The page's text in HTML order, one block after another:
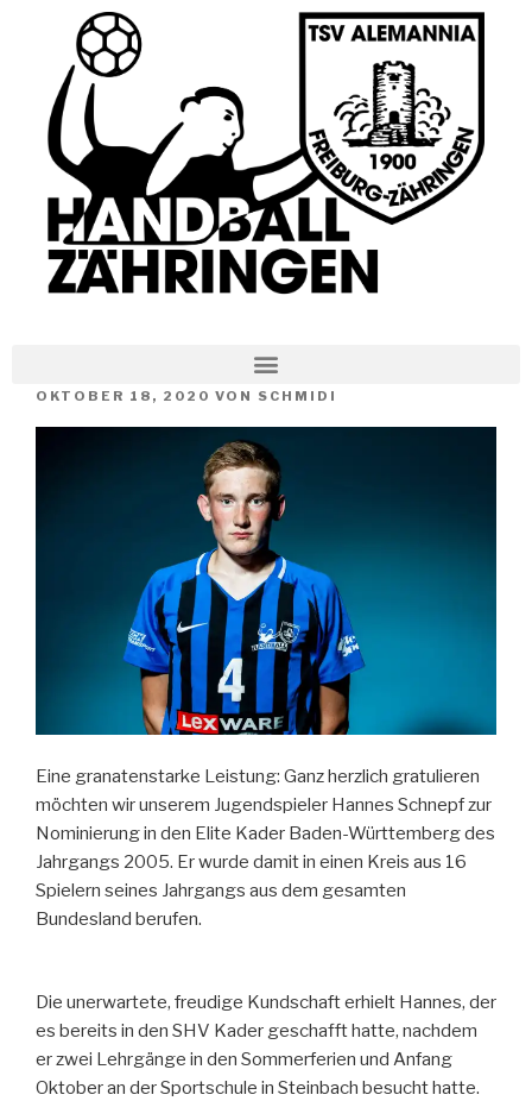
OKTOBER 18, 2020 VON SCHMIDI
Eine granatenstarke Leistung: Ganz herzlich gratulieren
möchten wir unserem Jugendspieler Hannes Schnepf zur
Nominierung in den Elite Kader Baden-Württemberg des
Jahrgangs 2005. Er wurde damit in einen Kreis aus 16
Spielern seines Jahrgangs aus dem gesamten
Bundesland berufen.
Die unerwartete, freudige Kundschaft erhielt Hannes, der
es bereits in den SHV Kader geschafft hatte, nachdem
er zwei Lehrgänge in den Sommerferien und Anfang
Oktober an der Sportschule in Steinbach besucht hatte.